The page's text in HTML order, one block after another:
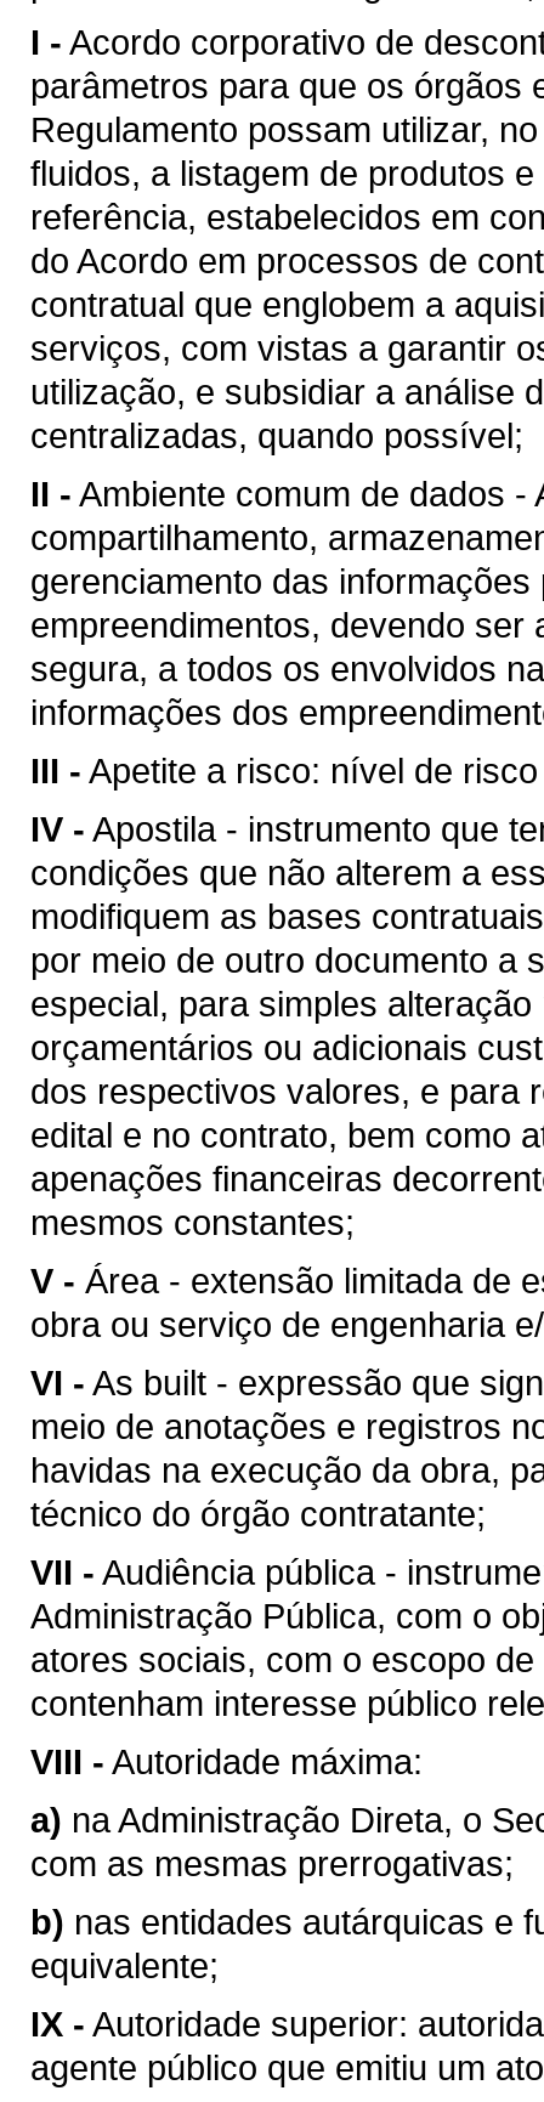
I - Acordo corporativo de
parâmetros para que os órgãos
Regulamento possam utilizar,
fluidos, a listagem de produtos
referência, estabelecidos em
do Acordo em processos de
contratual que englobem a
serviços, com vistas a garantir
utilização, e subsidiar a análise
centralizadas, quando possível;
II - Ambiente comum de dados
compartilhamento,
gerenciamento das
empreendimentos, devendo
segura, a todos os envolvidos
informações dos
III - Apetite a risco: nível de
IV - Apostila - instrumento que
condições que não alterem a
modifiquem as bases
por meio de outro documento a
especial, para simples
orçamentários ou adicionais
dos respectivos valores, e para
edital e no contrato, bem como
apenações financeiras
mesmos constantes;
V - Área - extensão limitada de
obra ou serviço de engenharia
VI - As built - expressão que
meio de anotações e registros
havidas na execução da obra,
técnico do órgão contratante;
VII - Audiência pública -
Administração Pública, com o
atores sociais, com o escopo
contenham interesse público
VIII - Autoridade máxima:
a) na Administração Direta, o
com as mesmas prerrogativas;
b) nas entidades autárquicas e
equivalente;
IX - Autoridade superior:
agente público que emitiu um